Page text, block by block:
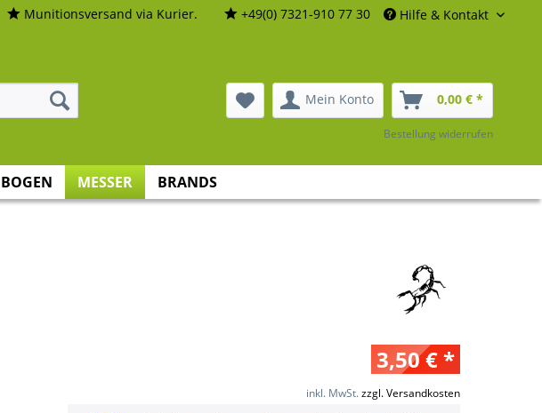
Hilfe & Kontakt
Munitionsversand via Kurier. +49(0) 7321-910 77 30
Mein Konto 0,00 € *
Bestellung widerrufen
MESSER BRANDS
3,50 € *
inkl. MwSt.zzgl. Versandkosten